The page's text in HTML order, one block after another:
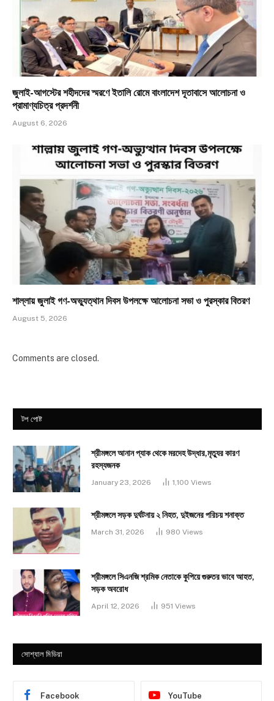
জুলাই-আগস্টের শহীদদের স্মরণে ইতালি রোমে বাংলাদেশ দূতাবাসে আলোচনা ও
প্রামাণ্যচিত্র প্রদর্শনী
August 6, 2026
শাল্লায় জুলাই গণ-অভ্যুত্থান দিবস উপলক্ষে আলোচনা সভা ও পুরস্কার বিতরণ
August 5, 2026
Comments are closed.
টপ পোষ্ট
শ্রীমঙ্গলে আনান প্যাক থেকে মরদেহ উদ্ধার,মৃত্যুর কারণ
রহস্যজনক
January 23, 2026 1,100 Views
শ্রীমঙ্গলে সড়ক দুর্ঘটনায় ২ নিহত, দুইজনের পরিচয় শনাক্ত
March 31, 2026 980 Views
শ্রীমঙ্গলে সিএনজি শ্রমিক নেতাকে কুপিয়ে গুরুতর ভাবে আহত,
সড়ক অবরোধ
April 12, 2026 951 Views
সোশ্যাল মিডিয়া
Facebook YouTube